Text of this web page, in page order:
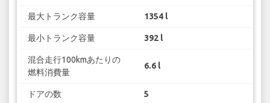
最大トランク容量 1354 l
最小トランク容量 392 l
混合走行100kmあたりの
燃料消費量
6.6 l
ドアの数 5